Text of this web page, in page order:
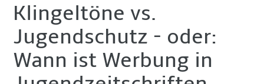
Klingeltöne vs.
Jugendschutz - oder:
Wann ist Werbung in